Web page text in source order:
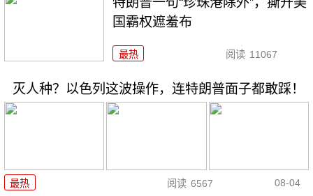
国霸权遮羞布
最热 阅读 11067
灭人种？以色列这波操作，连特朗普面子都敢踩！
最热 阅读 6567 08-04